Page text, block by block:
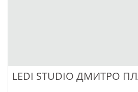
LEDI STUDIO ДМИТРО